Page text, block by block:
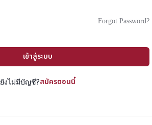
Forgot Password?
เข้าสู่ระบบ
ยังไม่มีบัญชี?สมัครตอนนี้